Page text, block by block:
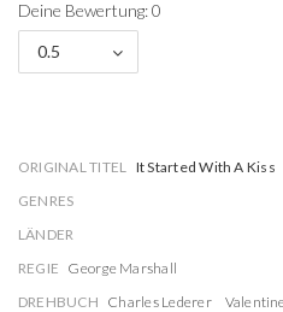
Deine Bewertung: 0
0.5
ORIGINAL TITEL It Started With A Kiss
GENRES
LÄNDER
REGIE George Marshall
DREHBUCH Charles Lederer